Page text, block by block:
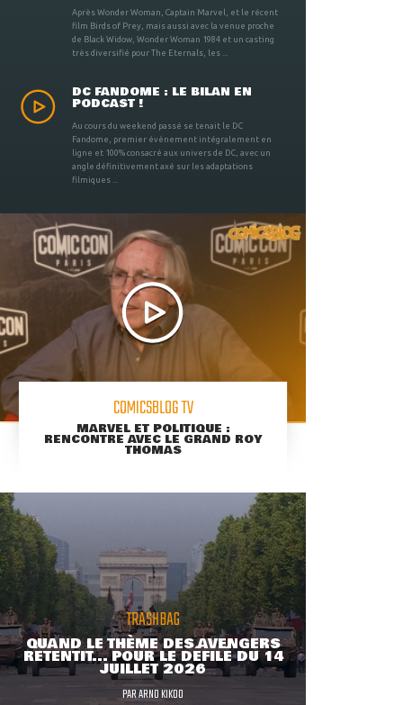
Après Wonder Woman, Captain Marvel, et le récent
film Birds of Prey, mais aussi avec la venue proche
de Black Widow, Wonder Woman 1984 et un casting
très diversifié pour The Eternals, les ...
DC FANDOME : LE BILAN EN
PODCAST !
Au cours du weekend passé se tenait le DC
Fandome, premier évènement intégralement en
ligne et 100% consacré aux univers de DC, avec un
angle définitivement axé sur les adaptations
filmiques ...
COMICSBLOG TV
MARVEL ET POLITIQUE :
RENCONTRE AVEC LE GRAND ROY
THOMAS
TRASHBAG
QUAND LE THÈME DES AVENGERS
RETENTIT... POUR LE DÉFILÉ DU 14
JUILLET 2026
PARARNO KIKOO